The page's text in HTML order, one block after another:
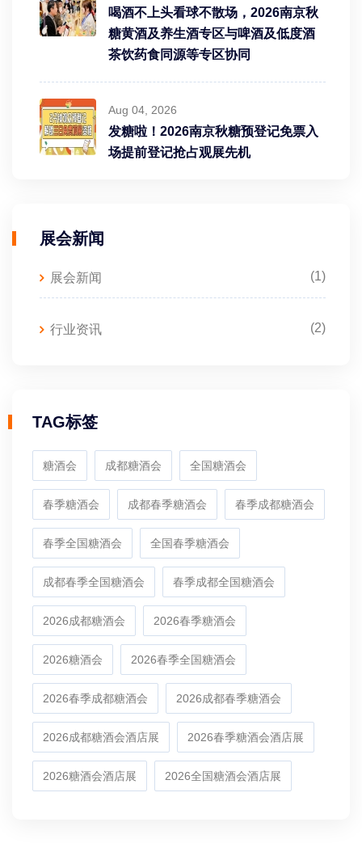
喝酒不上头看球不散场，2026南京秋
糖黄酒及养生酒专区与啤酒及低度酒
茶饮药食同源等专区协同
Aug 04, 2026
发糖啦！2026南京秋糖预登记免票入
场提前登记抢占观展先机
展会新闻
展会新闻 (1)
行业资讯 (2)
TAG标签
糖酒会 成都糖酒会 全国糖酒会
春季糖酒会 成都春季糖酒会 春季成都糖酒会
春季全国糖酒会 全国春季糖酒会
成都春季全国糖酒会 春季成都全国糖酒会
2026成都糖酒会 2026春季糖酒会
2026糖酒会 2026春季全国糖酒会
2026春季成都糖酒会 2026成都春季糖酒会
2026成都糖酒会酒店展 2026春季糖酒会酒店展
2026糖酒会酒店展 2026全国糖酒会酒店展